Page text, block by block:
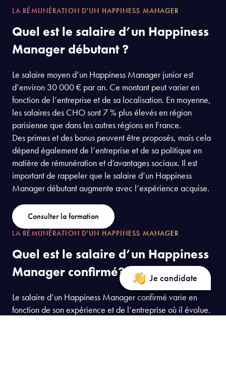
Je candidate
LA RÉMUNÉRATION D'UN HAPPINESS MANAGER
Quel est le salaire d’un Happiness
Manager débutant ?
Le salaire moyen d’un Happiness Manager junior est
d’environ 30 000 € par an. Ce montant peut varier en
fonction de l’entreprise et de sa localisation. En moyenne,
les salaires des CHO sont 7 % plus élevés en région
parisienne que dans les autres régions en France.
Des primes et des bonus peuvent être proposés, mais cela
dépend également de l’entreprise et de sa politique en
matière de rémunération et d’avantages sociaux. Il est
important de rappeler que le salaire d’un Happiness
Manager débutant augmente avec l’expérience acquise.
Consulter la formation
LA RÉMUNÉRATION D'UN HAPPINESS MANAGER
Quel est le salaire d’un Happiness
Manager confirmé?
Le salaire d’un Happiness Manager confirmé varie en
fonction de son expérience et de l’entreprise où il évolue.